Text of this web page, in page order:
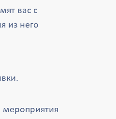
вас с
из него